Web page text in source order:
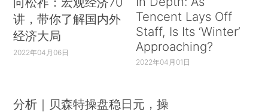
讲，带你了解国内外
经济大局
2022年04月06日
Tencent Lays Off
Staff, Is Its ‘Winter’
Approaching?
2022年04月01日
分析｜贝森特操盘稳日元，操